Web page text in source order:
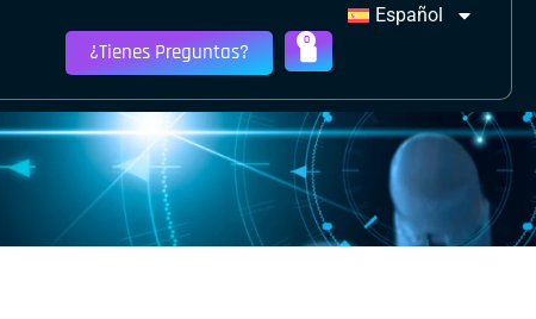
Español
¿Tienes Preguntas? 0